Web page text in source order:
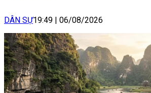
DÂN SỰ19:49 | 06/08/2026